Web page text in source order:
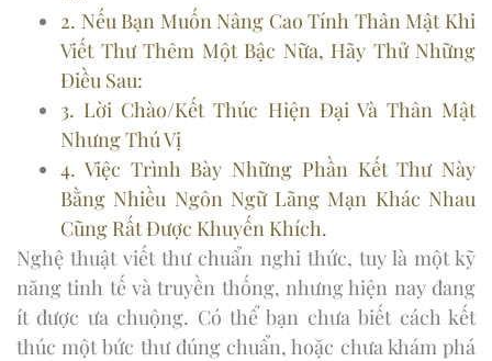
2. Nếu Bạn Muốn Nâng Cao Tính Thân Mật Khi
Viết Thư Thêm Một Bậc Nữa, Hãy Thử Những
Điều Sau:
3. Lời Chào/Kết Thúc Hiện Đại Và Thân Mật
Nhưng Thú Vị
4. Việc Trình Bày Những Phần Kết Thư Này
Bằng Nhiều Ngôn Ngữ Lãng Mạn Khác Nhau
Cũng Rất Được Khuyến Khích.
Nghệ thuật viết thư chuẩn nghi thức, tuy là một kỹ
năng tinh tế và truyền thống, nhưng hiện nay đang
ít được ưa chuộng. Có thể bạn chưa biết cách kết
thúc một bức thư đúng chuẩn, hoặc chưa khám phá